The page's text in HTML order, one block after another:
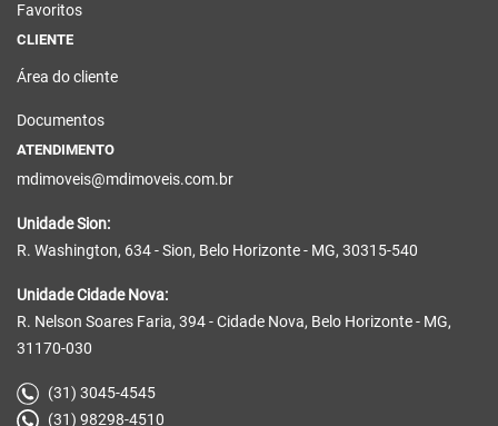
Favoritos
CLIENTE
Área do cliente
Documentos
ATENDIMENTO
mdimoveis@mdimoveis.com.br
Unidade Sion:
R. Washington, 634 - Sion, Belo Horizonte - MG, 30315-540
Unidade Cidade Nova:
R. Nelson Soares Faria, 394 - Cidade Nova, Belo Horizonte - MG,
31170-030
(31) 3045-4545
(31) 98298-4510